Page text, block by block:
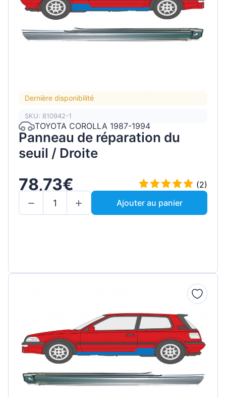
Dernière disponibilité
SKU: 810942-1
TOYOTA COROLLA 1987-1994
Panneau de réparation du
seuil / Droite
78,73€
(2)
Ajouter au panier